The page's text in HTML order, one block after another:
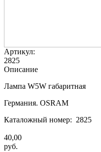
Артикул:
2825
Описание
Лампа W5W габаритная
Германия. OSRAM
Каталожный номер: 2825
40,00
руб.